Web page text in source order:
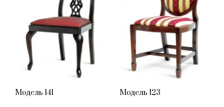
Модель 141 Модель 123